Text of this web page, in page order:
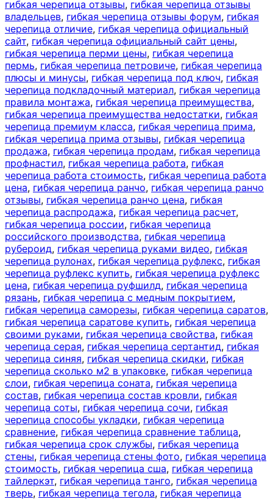
гибкая черепица отзывы, гибкая черепица отзывы
владельцев, гибкая черепица отзывы форум, гибкая
черепица отличие, гибкая черепица официальный
сайт, гибкая черепица официальный сайт цены,
гибкая черепица перми цены, гибкая черепица
пермь, гибкая черепица петровиче, гибкая черепица
плюсы и минусы, гибкая черепица под ключ, гибкая
черепица подкладочный материал, гибкая черепица
правила монтажа, гибкая черепица преимущества,
гибкая черепица преимущества недостатки, гибкая
черепица премиум класса, гибкая черепица прима,
гибкая черепица прима отзывы, гибкая черепица
продажа, гибкая черепица продам, гибкая черепица
профнастил, гибкая черепица работа, гибкая
черепица работа стоимость, гибкая черепица работа
цена, гибкая черепица ранчо, гибкая черепица ранчо
отзывы, гибкая черепица ранчо цена, гибкая
черепица распродажа, гибкая черепица расчет,
гибкая черепица россии, гибкая черепица
российского производства, гибкая черепица
рубероид, гибкая черепица руками видео, гибкая
черепица рулонах, гибкая черепица руфлекс, гибкая
черепица руфлекс купить, гибкая черепица руфлекс
цена, гибкая черепица руфшилд, гибкая черепица
рязань, гибкая черепица с медным покрытием,
гибкая черепица саморезы, гибкая черепица саратов,
гибкая черепица саратове купить, гибкая черепица
своими руками, гибкая черепица свойства, гибкая
черепица серая, гибкая черепица сертантид, гибкая
черепица синяя, гибкая черепица скидки, гибкая
черепица сколько м2 в упаковке, гибкая черепица
слои, гибкая черепица соната, гибкая черепица
состав, гибкая черепица состав кровли, гибкая
черепица соты, гибкая черепица сочи, гибкая
черепица способы укладки, гибкая черепица
сравнение, гибкая черепица сравнение таблица,
гибкая черепица срок службы, гибкая черепица
стены, гибкая черепица стены фото, гибкая черепица
стоимость, гибкая черепица сша, гибкая черепица
тайлеркэт, гибкая черепица танго, гибкая черепица
тверь, гибкая черепица тегола, гибкая черепица